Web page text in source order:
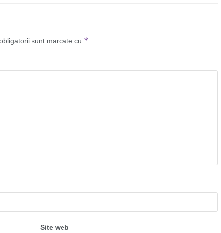
sunt marcate cu *
Site web